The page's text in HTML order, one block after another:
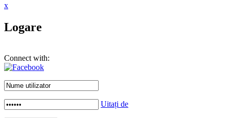
x
Logare
Connect with:
Uitați de